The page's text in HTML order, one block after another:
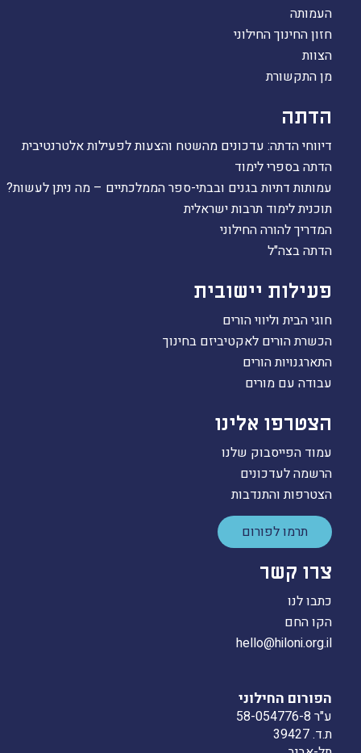
העמותה
חזון החינוך החילוני
הצוות
מן התקשורת
הדתה
דיווחי הדתה: עדכונים מהשטח והצעות לפעילות אלטרנטיבית
הדתה בספרי לימוד
עמותות דתיות בגנים ובבתי-ספר הממלכתיים – מה ניתן לעשות?
תוכנית לימוד תרבות ישראלית
המדריך להורה החילוני
הדתה בצה"ל
פעילות יישובית
חוגי הבית וליווי הורים
הכשרת הורים לאקטיביזם בחינוך
התארגנויות הורים
עבודה עם מורים
הצטרפו אלינו
עמוד הפייסבוק שלנו
הרשמה לעדכונים
הצטרפות והתנדבות
תרמו לפורום
צרו קשר
כתבו לנו
הקו החם
hello@hiloni.org.il
הפורום החילוני
ע"ר 58-054776-8
ת.ד. 39427